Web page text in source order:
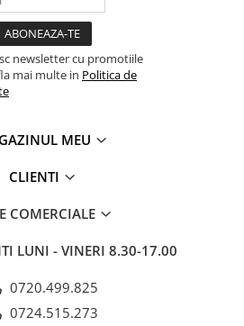
newsletter cu promotiile
mai multe in Politica de
MEU
CLIENTI
COMERCIALE
LUNI - VINERI 8.30-17.00
0720.499.825
0724.515.273